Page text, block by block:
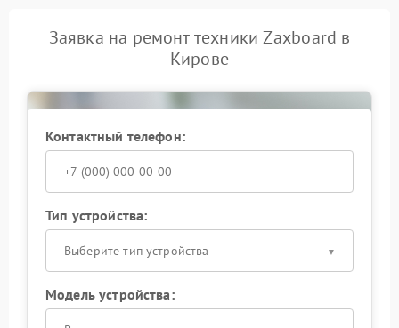
Заявка на ремонт техники Zaxboard в
Кирове
Контактный телефон:
Тип устройства:
Выберите тип устройства
Модель устройства: